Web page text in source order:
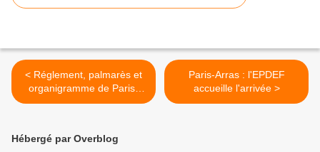
< Réglement, palmarès et
organigramme de Paris-
Arras
Paris-Arras : l'EPDEF
accueille l'arrivée >
Hébergé par Overblog